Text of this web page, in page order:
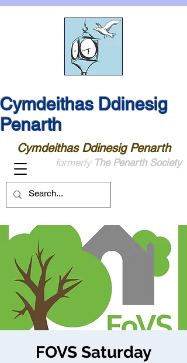
Cymdeithas Ddinesig
Penarth
Cymdeithas Ddinesig Penarth
formerly The Penarth Society
FOVS Saturday